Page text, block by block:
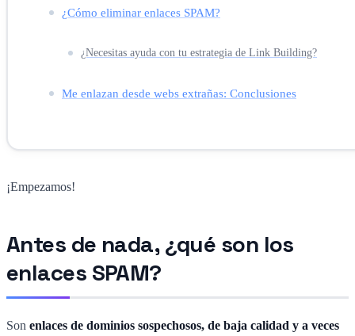
¿Cómo eliminar enlaces SPAM?
¿Necesitas ayuda con tu estrategia de Link Building?
Me enlazan desde webs extrañas: Conclusiones
¡Empezamos!
Antes de nada, ¿qué son los
enlaces SPAM?
Son enlaces de dominios sospechosos, de baja calidad y a veces